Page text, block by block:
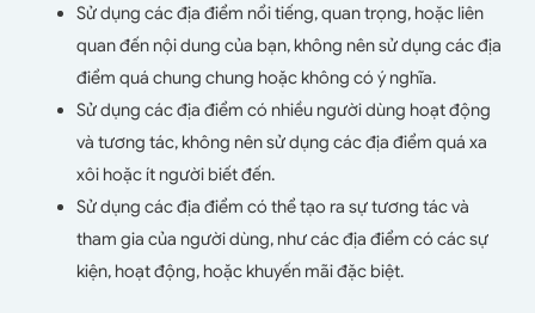
Sử dụng các địa điểm nổi tiếng, quan trọng, hoặc liên
quan đến nội dung của bạn, không nên sử dụng các địa
điểm quá chung chung hoặc không có ý nghĩa.
Sử dụng các địa điểm có nhiều người dùng hoạt động
và tương tác, không nên sử dụng các địa điểm quá xa
xôi hoặc ít người biết đến.
Sử dụng các địa điểm có thể tạo ra sự tương tác và
tham gia của người dùng, như các địa điểm có các sự
kiện, hoạt động, hoặc khuyến mãi đặc biệt.